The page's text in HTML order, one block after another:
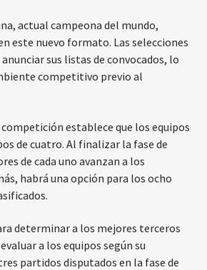
actual campeona del mundo,
este nuevo formato. Las selecciones
sus listas de convocados, lo
competitivo previo al
establece que los equipos
de cuatro. Al finalizar la fase de
de cada uno avanzan a los
habrá una opción para los ocho
determinar a los mejores terceros
a los equipos según su
partidos disputados en la fase de